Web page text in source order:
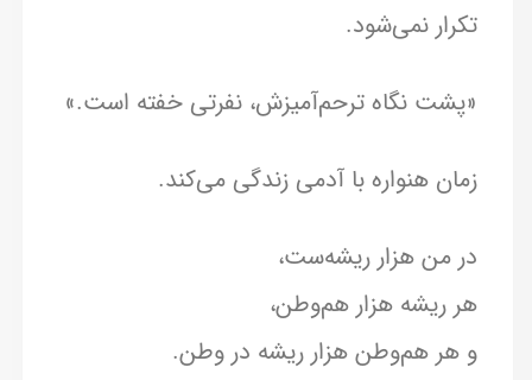
تکرار نمی‌شود.
«پشت نگاه ترحم‌آمیزش، نفرتی خفته است.»
زمان هنواره با آدمی زندگی می‌کند.
در من هزار ریشه‌ست،
هر ریشه هزار هم‌وطن،
و هر هم‌وطن هزار ریشه در وطن.